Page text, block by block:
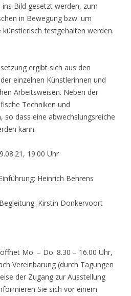
Bild gesetzt werden, zum
in Bewegung bzw. um
festgehalten werden.
ergibt sich aus den
einzelnen Künstlerinnen und
Arbeitsweisen. Neben der
Techniken und
so dass eine abwechslungsreiche
kann.
19.00 Uhr
Heinrich Behrens
Kirstin Donkervoort
Mo. – Do. 8.30 – 16.00 Uhr,
Vereinbarung (durch Tagungen
der Zugang zur Ausstellung
Sie sich vor einem